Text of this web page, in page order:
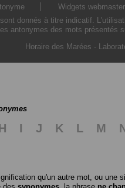
Widgets
donnés à titre indicatif.
antonymes des mots présentés
Horaire des Marées -
I J K L M
qu'un autre mot, ou une
des synonymes , la phrase ne